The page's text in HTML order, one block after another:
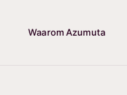
Waarom Azumuta